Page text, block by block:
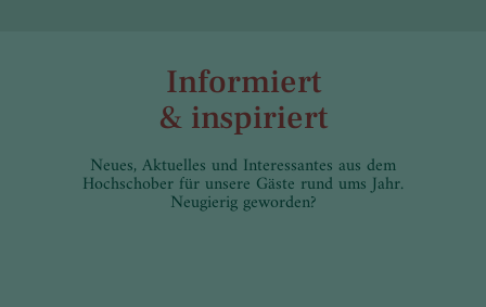
Informiert
& inspiriert
Neues, Aktuelles und Interessantes aus dem
Hochschober für unsere Gäste rund ums Jahr.
Neugierig geworden?